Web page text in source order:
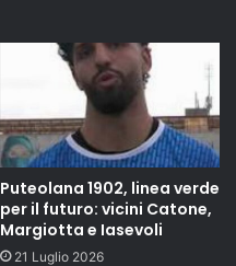
Puteolana 1902, linea verde
per il futuro: vicini Catone,
Margiotta e Iasevoli
21 Luglio 2026